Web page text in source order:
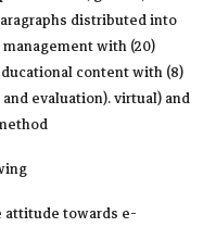
distributed into
with (20)
content with (8)
evaluation). virtual) and
attitude towards e-